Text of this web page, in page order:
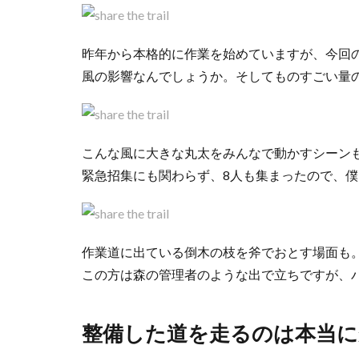
昨年から本格的に作業を始めていますが、今
風の影響なんでしょうか。そしてものすごい量
こんな風に大きな丸太をみんなで動かすシーン
緊急招集にも関わらず、8人も集まったので、
作業道に出ている倒木の枝を斧でおとす場面も
この方は森の管理者のような出で立ちですが、
整備した道を走るのは本当